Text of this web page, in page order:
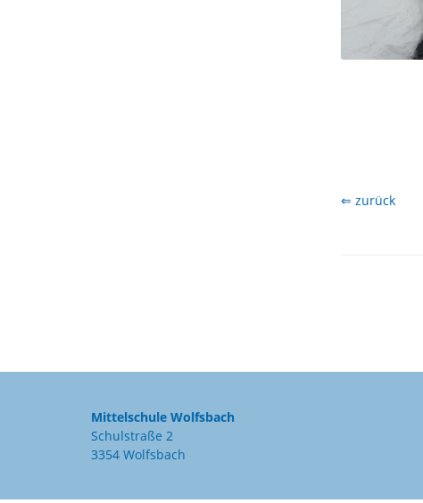
⇐ zurück
Mittelschule Wolfsbach
Schulstraße 2
3354 Wolfsbach